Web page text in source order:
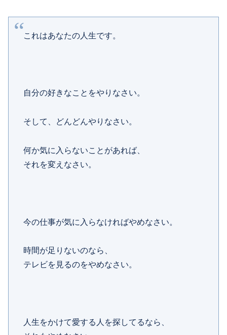
これはあなたの人生です。
自分の好きなことをやりなさい。
そして、どんどんやりなさい。
何か気に入らないことがあれば、
それを変えなさい。
今の仕事が気に入らなければやめなさい。
時間が足りないのなら、
テレビを見るのをやめなさい。
人生をかけて愛する人を探してるなら、